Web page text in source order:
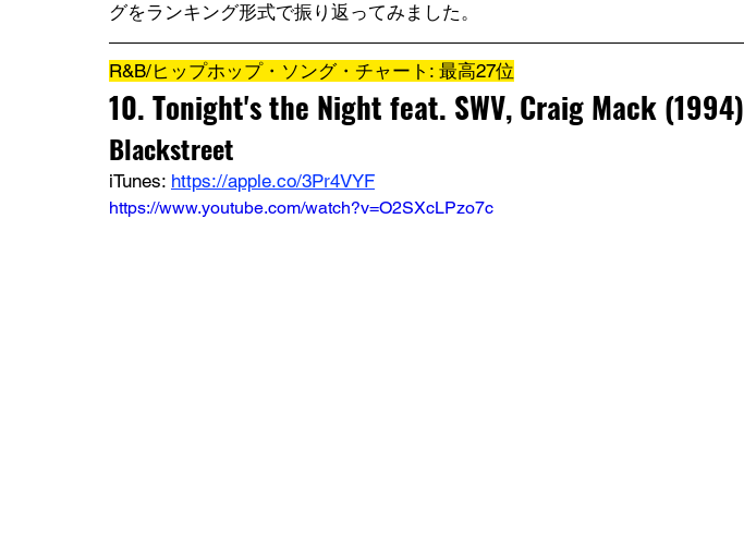
グをランキング形式で振り返ってみました。
R&B/ヒップホップ・ソング・チャート: 最高27位
10. Tonight's the Night feat. SWV, Craig Mack (1994)
Blackstreet
iTunes: https://apple.co/3Pr4VYF
https://www.youtube.com/watch?v=O2SXcLPzo7c